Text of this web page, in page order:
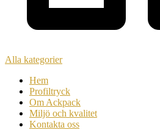
Alla kategorier
Hem
Profiltryck
Om Ackpack
Miljö och kvalitet
Kontakta oss